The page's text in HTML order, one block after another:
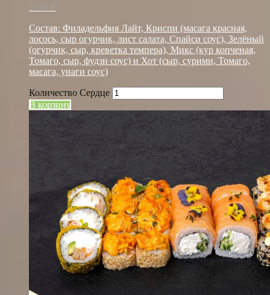
2198 ₽
Состав: Филадельфия Лайт, Криспи (масага красная,
лосось, сыр огурчик, лист салата, Спайси соус), Зелёный
(огурчик, сыр, креветка темпера), Микс (кур копченая,
Томаго, сыр, фудзи соус) и Хот (сыр, сурими, Томаго,
масага, унаги соус)
Количество Сердце
В корзину